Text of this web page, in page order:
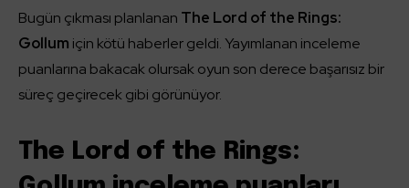
Bugün çıkması planlanan The Lord of the Rings:
Gollum için kötü haberler geldi. Yayımlanan inceleme
puanlarına bakacak olursak oyun son derece başarısız bir
süreç geçirecek gibi görünüyor.
The Lord of the Rings: